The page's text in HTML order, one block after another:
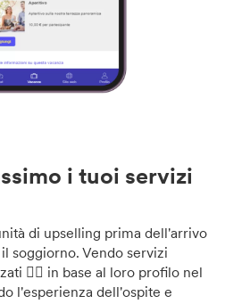
i tuoi servizi
di upselling prima dell'arrivo
soggiorno. Vendo servizi
💆‍♀️ in base al loro profilo nel
l'esperienza dell'ospite e